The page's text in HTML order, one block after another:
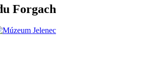
Forgach